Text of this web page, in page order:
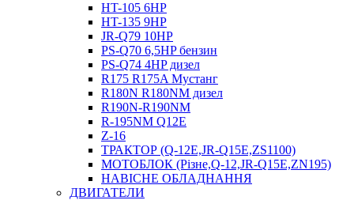
HT-105 6HP
HT-135 9HP
JR-Q79 10HP
PS-Q70 6,5HP бензин
PS-Q74 4HP дизел
R175 R175A Мустанг
R180N R180NM дизел
R190N-R190NM
R-195NM Q12E
Z-16
ТРАКТОР (Q-12E,JR-Q15E,ZS1100)
МОТОБЛОК (Різне,Q-12,JR-Q15E,ZN195)
НАВІСНЕ ОБЛАДНАННЯ
ДВИГАТЕЛИ